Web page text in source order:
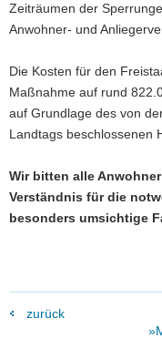
Zeiträumen der
Anwohner- und
Die Kosten für den
Maßnahme auf rund
auf Grundlage des von
Landtags beschlossenen
Wir bitten alle
Verständnis für die
besonders umsichtige
zurück